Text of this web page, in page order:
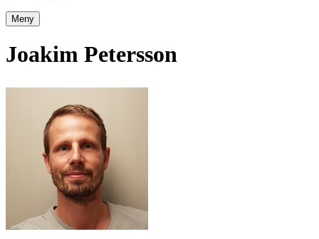
Meny
Joakim Petersson